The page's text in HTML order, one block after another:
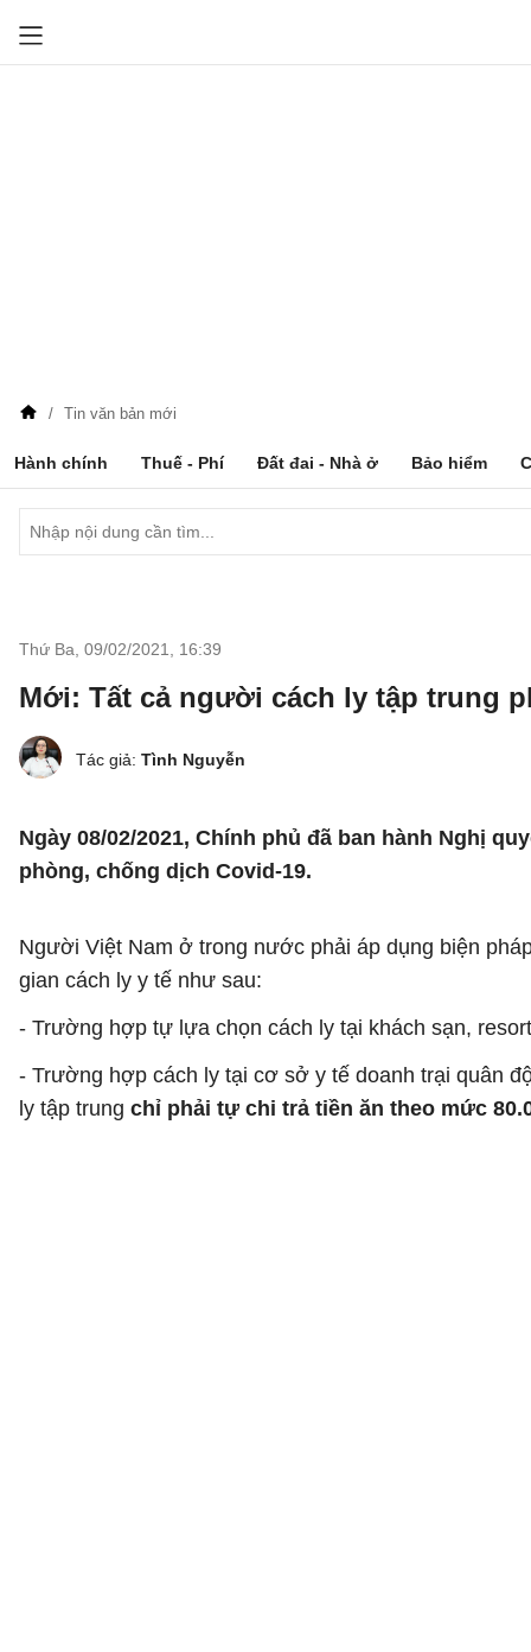
Tin văn bản mới
Hành chính Thuế - Phí Đất đai - Nhà ở Bảo hiểm
Thứ Ba, 09/02/2021 16:39
Mới: Tất cả người cách ly tập trung
Tác giả: Tình Nguyễn
Ngày 08/02/2021, Chính phủ đã ban hành Nghị
phòng, chống dịch Covid-19.
Người Việt Nam ở trong nước phải áp dụng biện
gian cách ly y tế như sau:
- Trường hợp tự lựa chọn cách ly tại khách sạn,
- Trường hợp cách ly tại cơ sở y tế doanh trại quân
ly tập trung chỉ phải tự chi trả tiền ăn theo mức